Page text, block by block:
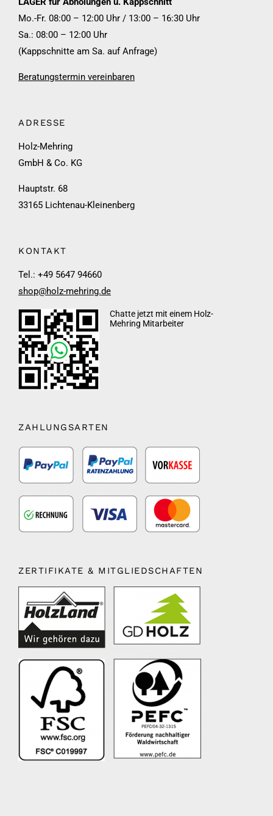
Mo.-Fr. 08:00 – 12:00 Uhr / 13:00 – 16:30 Uhr
Sa.: 08:00 – 12:00 Uhr
(Kappschnitte am Sa. auf Anfrage)
Beratungstermin vereinbaren
ADRESSE
Holz-Mehring
GmbH & Co. KG
Hauptstr. 68
33165 Lichtenau-Kleinenberg
KONTAKT
Tel.: +49 5647 94660
shop@holz-mehring.de
Chatte jetzt mit einem Holz-
Mehring Mitarbeiter
ZAHLUNGSARTEN
ZERTIFIKATE & MITGLIEDSCHAFTEN